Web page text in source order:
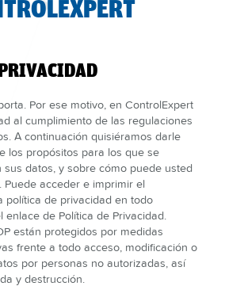
Por ese motivo, en ControlExpert
al cumplimiento de las regulaciones
A continuación quisiéramos darle
los propósitos para los que se
sus datos, y sobre cómo puede usted
Puede acceder e imprimir el
política de privacidad en todo
de Política de Privacidad.
están protegidos por medidas
frente a todo acceso, modificación o
por personas no autorizadas, así
y destrucción.